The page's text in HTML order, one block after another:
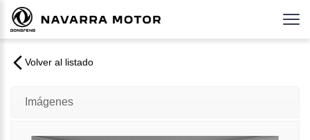
Volver al listado
Imágenes